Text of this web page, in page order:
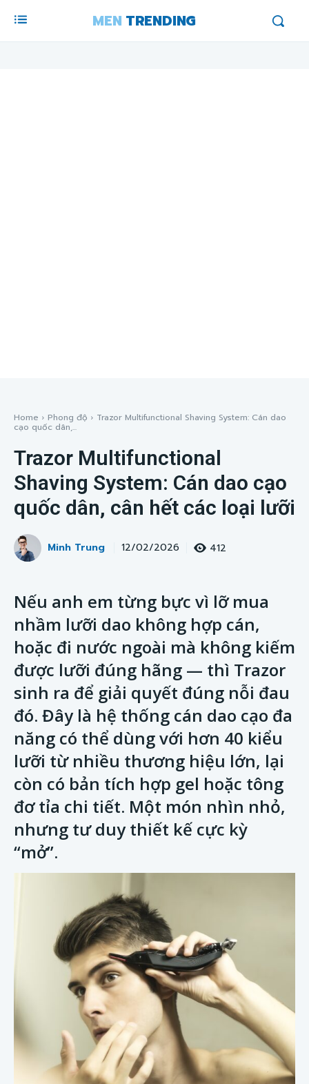
MEN TRENDING
Home Phong độ Trazor Multifunctional Shaving System: Cán dao
cạo quốc dân,...
Trazor Multifunctional
Shaving System: Cán dao cạo
quốc dân, cân hết các loại lưỡi
Minh Trung 12/02/2026 412
Nếu anh em từng bực vì lỡ mua
nhầm lưỡi dao không hợp cán,
hoặc đi nước ngoài mà không kiếm
được lưỡi đúng hãng — thì Trazor
sinh ra để giải quyết đúng nỗi đau
đó. Đây là hệ thống cán dao cạo đa
năng có thể dùng với hơn 40 kiểu
lưỡi từ nhiều thương hiệu lớn, lại
còn có bản tích hợp gel hoặc tông
đơ tỉa chi tiết. Một món nhìn nhỏ,
nhưng tư duy thiết kế cực kỳ
“mở”.